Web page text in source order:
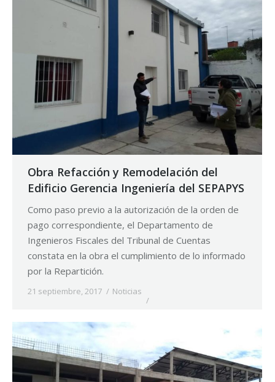
Obra Refacción y Remodelación del
Edificio Gerencia Ingeniería del SEPAPYS
Como paso previo a la autorización de la orden de
pago correspondiente, el Departamento de
Ingenieros Fiscales del Tribunal de Cuentas
constata en la obra el cumplimiento de lo informado
por la Repartición.
21 septiembre, 2017 Noticias